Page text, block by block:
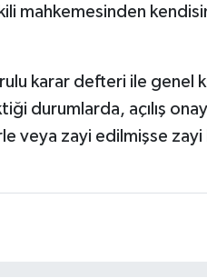
mahkemesinden
karar defteri ile genel
durumlarda, açılış
veya zayi edilmişse